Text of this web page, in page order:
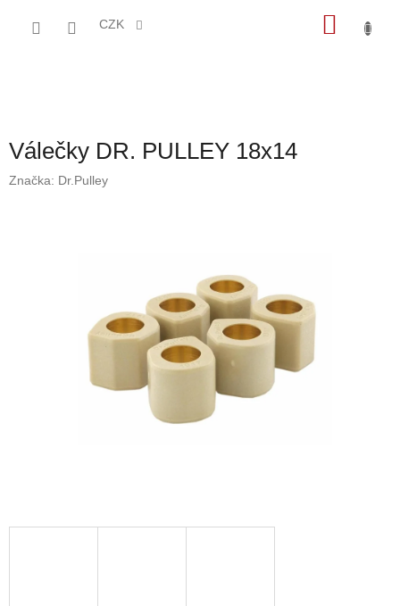
CZK
Válečky DR. PULLEY 18x14
Značka: Dr.Pulley